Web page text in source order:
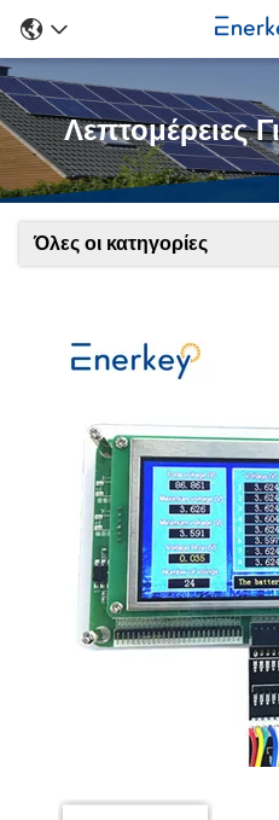
Λεπτομέρειες
Όλες οι κατηγορίες